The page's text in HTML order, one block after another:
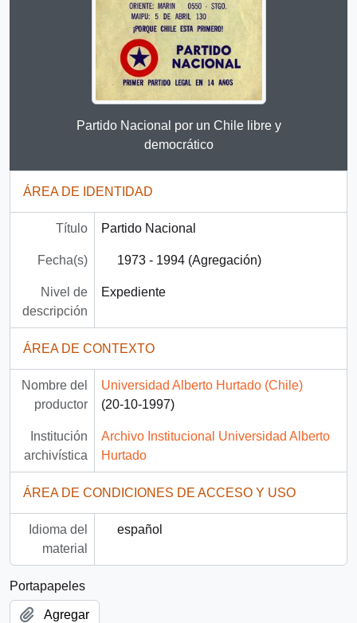
Clicking this description title link will open the
Partido Nacional por un Chile libre y
democrático
ÁREA DE IDENTIDAD
Título Partido Nacional
Fecha(s) 1973 - 1994 (Agregación)
Nivel de
descripción
Expediente
ÁREA DE CONTEXTO
Nombre del
productor
Universidad Alberto Hurtado (Chile)
(20-10-1997)
Institución
archivística
Archivo Institucional Universidad Alberto
Hurtado
ÁREA DE CONDICIONES DE ACCESO Y USO
Idioma del
material
español
Portapapeles
Agregar